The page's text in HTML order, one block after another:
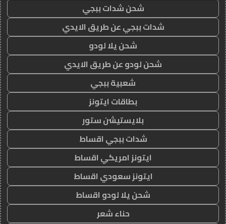
شحن شدات ببجي
شدات ببجي عن طريق الايدي
شحن يلا لودو
شحن لودو عن طريق الايدي
شعبية ببجي
بطاقات ايتونز
بلايستيشن ستور
شدات ببجي اقساط
ايتونز امريكي اقساط
ايتونز سعودي اقساط
شحن يلا لودو اقساط
حناء شعر